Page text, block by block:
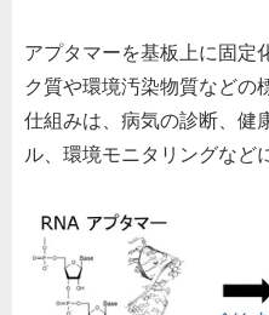
アプタマーを基板上に固定
ク質や環境汚染物質などの
仕組みは、病気の診断、健
ル、環境モニタリングなど